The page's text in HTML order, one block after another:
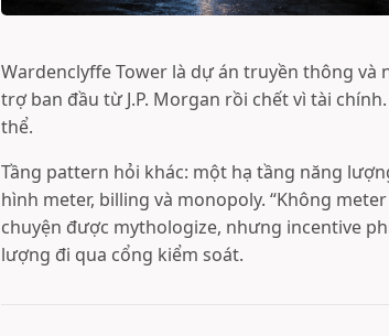
Wardenclyffe Tower là dự án truyền thông và
trợ ban đầu từ J.P. Morgan rồi chết vì tài
thể.
Tầng pattern hỏi khác: một hạ tầng năng
hình meter, billing và monopoly. “Không
chuyện được mythologize, nhưng incentive
lượng đi qua cổng kiểm soát.